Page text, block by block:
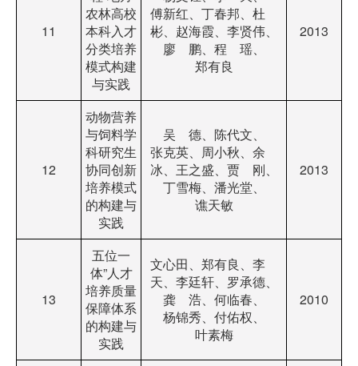
11
农林高校
本科入才
分类培养
模式构建
与实践
傅新红、丁春邦、杜
彬、赵海霞、李贤伟、
廖 鹏、程 瑶、
郑有良
2013
12
动物营养
与饲料学
科研究生
协同创新
培养模式
的构建与
实践
吴 德、陈代文、
张克英、周小秋、余
冰、王之盛、贾 刚、
丁雪梅、潘光堂、
谯天敏
2013
13
五位一
体”人才
培养质量
保障体系
的构建与
实践
文心田、郑有良、李
天、李廷轩、罗承德、
龚 浩、何临春、
杨锦秀、付佑权、
叶素梅
2010